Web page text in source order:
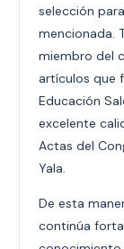
selección
mencionada.
miembro del
artículos que
Educación
excelente
Actas del
Yala.
De esta
continúa